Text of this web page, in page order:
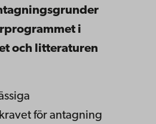
i
och litteraturen
för antagning